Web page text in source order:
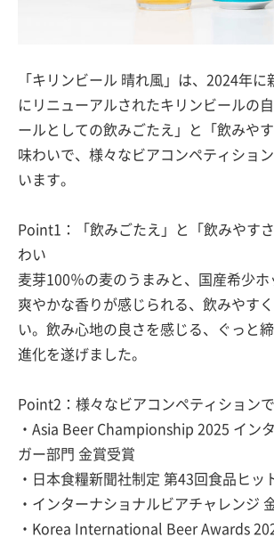
「キリンビール 晴れ風」は、2024年に
にリニューアルされたキリンビールの
ールとしての飲みごたえ」と「飲みや
味わいで、様々なビアコンペティショ
います。
Point1：「飲みごたえ」と「飲みやす
わい
麦芽100％の麦のうまみと、国産希少
爽やかな香りが感じられる、飲みやす
い。飲み心地の良さを感じる、ぐっと
進化を遂げました。
Point2：様々なビアコンペティション
・Asia Beer Championship 2025 イン
ガー部門 金賞受賞
・日本食糧新聞社制定 第43回食品ヒッ
・インターナショナルビアチャレンジ
・Korea International Beer Awards